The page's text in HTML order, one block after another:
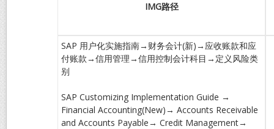
IMG路径
SAP 用户化实施指南→财务会计(新)→应收账款和应
付账款→信用管理→信用控制会计科目→定义风险类
别
SAP Customizing Implementation Guide →
Financial Accounting(New)→ Accounts Receivable
and Accounts Payable→ Credit Management→